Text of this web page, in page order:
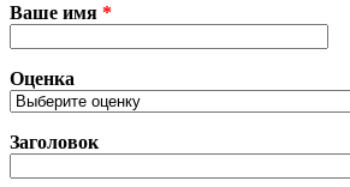
Ваше имя *
Оценка
Заголовок